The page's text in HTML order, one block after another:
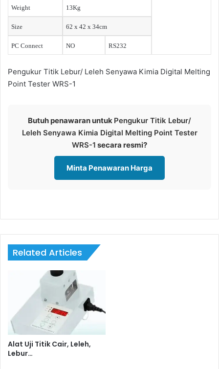
Weight 13Kg
Size 62 x 42 x 34cm
PC Connect NO RS232
Pengukur Titik Lebur/ Leleh Senyawa Kimia Digital Melting
Point Tester WRS-1
Butuh penawaran untuk Pengukur Titik Lebur/
Leleh Senyawa Kimia Digital Melting Point Tester
WRS-1 secara resmi?
Minta Penawaran Harga
Related Articles
Alat Uji Titik Cair, Leleh,
Lebur…